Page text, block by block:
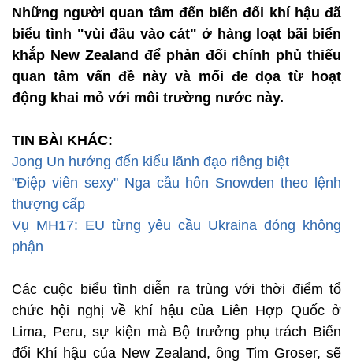
Những người quan tâm đến biến đổi khí hậu đã
biểu tình "vùi đầu vào cát" ở hàng loạt bãi biển
khắp New Zealand để phản đối chính phủ thiếu
quan tâm vấn đề này và mối đe dọa từ hoạt
động khai mỏ với môi trường nước này.
TIN BÀI KHÁC:
Jong Un hướng đến kiểu lãnh đạo riêng biệt
"Điệp viên sexy" Nga cầu hôn Snowden theo lệnh
thượng cấp
Vụ MH17: EU từng yêu cầu Ukraina đóng không
phận
Các cuộc biểu tình diễn ra trùng với thời điểm tổ
chức hội nghị về khí hậu của Liên Hợp Quốc ở
Lima, Peru, sự kiện mà Bộ trưởng phụ trách Biến
đổi Khí hậu của New Zealand, ông Tim Groser, sẽ